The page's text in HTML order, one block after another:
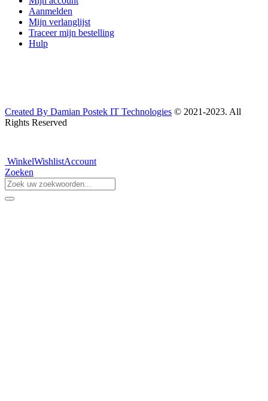
Aanmelden
Mijn verlanglijst
Traceer mijn bestelling
Hulp
Created By Damian Postek IT Technologies © 2021-2023. All
Rights Reserved
WinkelWishlistAccount
Zoeken